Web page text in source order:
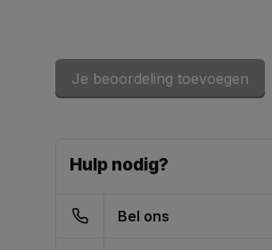
Je beoordeling toevoegen
Hulp nodig?
Bel ons